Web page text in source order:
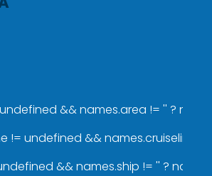
&& names.area != '' ?
!= undefined && names.cruiseline
&& names.ship != '' ?